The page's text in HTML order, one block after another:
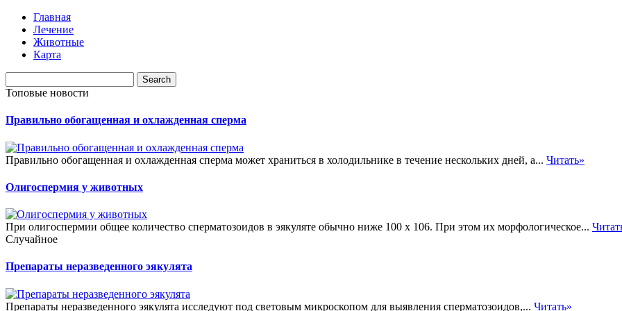
Главная
Лечение
Животные
Карта
Топовые новости
Правильно обогащенная и охлажденная сперма
Правильно обогащенная и охлажденная сперма может храниться в холодильнике в течение нескольких дней, а... Читать»
Олигоспермия у животных
При олигоспермии общее количество сперматозоидов в эякуляте обычно ниже 100 х 106. При этом их морфологическое...
Случайное
Препараты неразведенного эякулята
Препараты неразведенного эякулята исследуют под световым микроскопом для выявления сперматозоидов,... Читать»